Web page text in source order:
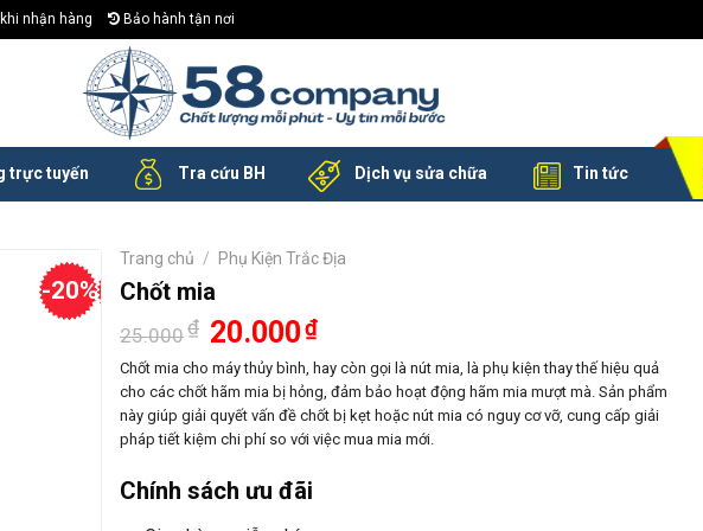
nhận hàng Bảo hành tận nơi
trực tuyến Tra cứu BH Dịch vụ sửa chữa Tin tức
-20%
Trang chủ / Phụ Kiện Trắc Địa
Chốt mia
25.000₫ Giá
gốc
là:
25.000₫.
20.000₫Giá
tại
là:
20.000₫.
Chốt mia cho máy thủy bình, hay còn gọi là nút mia, là phụ kiện thay thế hiệu quả
cho các chốt hãm mia bị hỏng, đảm bảo hoạt động hãm mia mượt mà. Sản phẩm
này giúp giải quyết vấn đề chốt bị kẹt hoặc nút mia có nguy cơ vỡ, cung cấp giải
pháp tiết kiệm chi phí so với việc mua mia mới.
Chính sách ưu đãi